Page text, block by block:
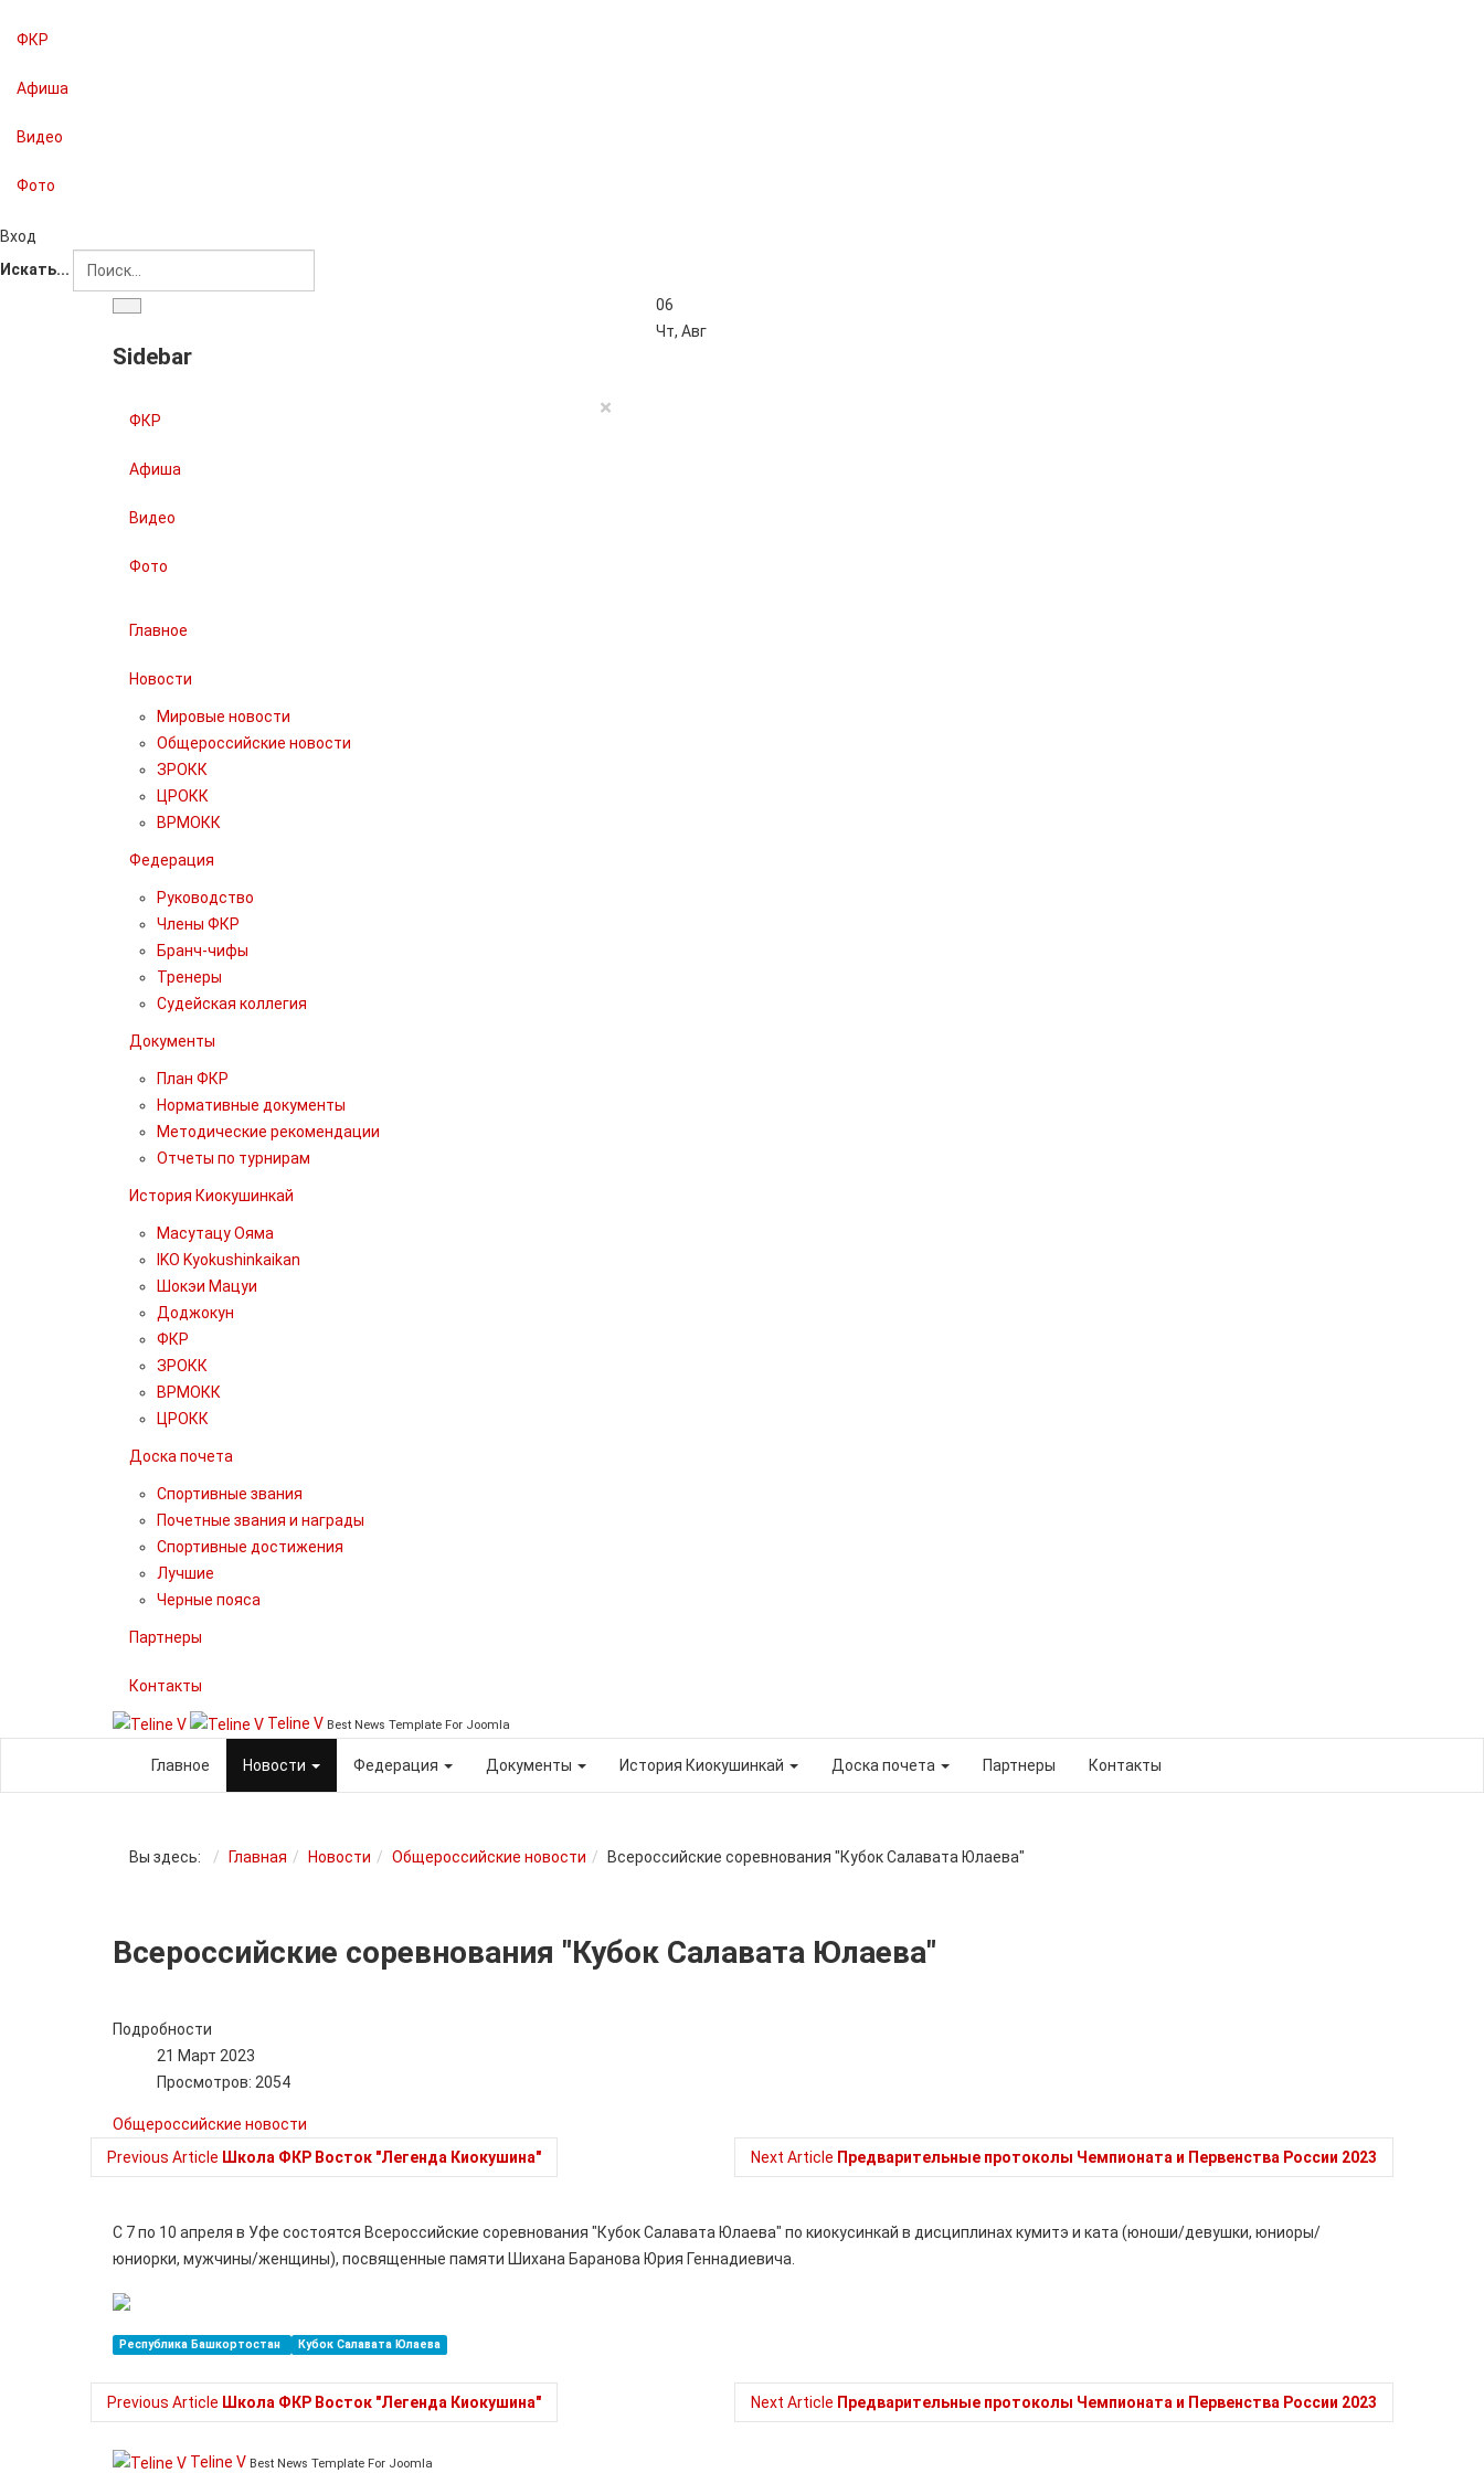
ФКР
Афиша
Видео
Фото
Вход
Искать...
Sidebar
×
ФКР
Афиша
Видео
Фото
Главное
Новости
Мировые новости
Общероссийские новости
ЗРОКК
ЦРОКК
ВРМОКК
Федерация
Руководство
Члены ФКР
Бранч-чифы
Тренеры
Судейская коллегия
Документы
План ФКР
Нормативные документы
Методические рекомендации
Отчеты по турнирам
История Киокушинкай
Масутацу Ояма
IKO Kyokushinkaikan
Шокэи Мацуи
Доджокун
ФКР
ЗРОКК
ВРМОКК
ЦРОКК
Доска почета
Спортивные звания
Почетные звания и награды
Спортивные достижения
Лучшие
Черные пояса
Партнеры
Контакты
Teline V Best News Template For Joomla
06
Чт, Авг
Главное Новости Федерация Документы История Киокушинкай Доска почета Партнеры Контакты
Вы здесь: Главная Новости Общероссийские новости Всероссийские соревнования "Кубок Салавата Юлаева"
Всероссийские соревнования "Кубок Салавата Юлаева"
Подробности
21 Март 2023
Просмотров: 2054
Общероссийские новости
Previous Article Школа ФКР Восток "Легенда Киокушина" Next Article Предварительные протоколы Чемпионата и Первенства России 2023
C 7 по 10 апреля в Уфе состоятся Всероссийские соревнования "Кубок Салавата Юлаева" по киокусинкай в дисциплинах кумитэ и ката (юноши/девушки, юниоры/
юниорки, мужчины/женщины), посвященные памяти Шихана Баранова Юрия Геннадиевича.
Республика Башкортостан Кубок Салавата Юлаева
Previous Article Школа ФКР Восток "Легенда Киокушина" Next Article Предварительные протоколы Чемпионата и Первенства России 2023
Teline V Best News Template For Joomla